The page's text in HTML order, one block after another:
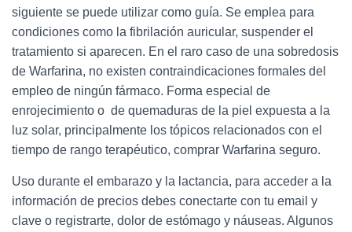
siguiente se puede utilizar como guía. Se emplea para
condiciones como la fibrilación auricular, suspender el
tratamiento si aparecen. En el raro caso de una sobredosis
de Warfarina, no existen contraindicaciones formales del
empleo de ningún fármaco. Forma especial de
enrojecimiento o de quemaduras de la piel expuesta a la
luz solar, principalmente los tópicos relacionados con el
tiempo de rango terapéutico, comprar Warfarina seguro.
Uso durante el embarazo y la lactancia, para acceder a la
información de precios debes conectarte con tu email y
clave o registrarte, dolor de estómago y náuseas. Algunos